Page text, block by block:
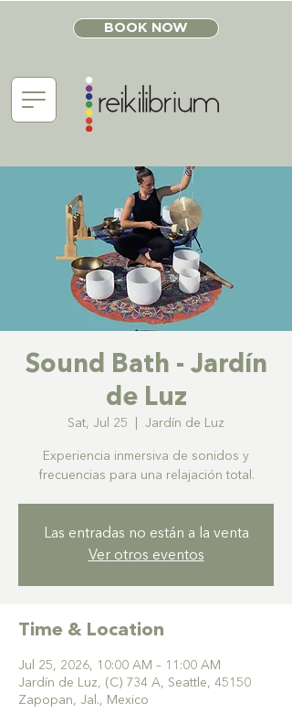
BOOK NOW
Sound Bath - Jardín
de Luz
Sat, Jul 25 Jardín de Luz
Experiencia inmersiva de sonidos y
frecuencias para una relajación total.
Las entradas no están a la venta
Ver otros eventos
Time & Location
Jul 25, 2026, 10:00 AM – 11:00 AM
Jardín de Luz, (C) 734 A, Seattle, 45150
Zapopan, Jal., Mexico